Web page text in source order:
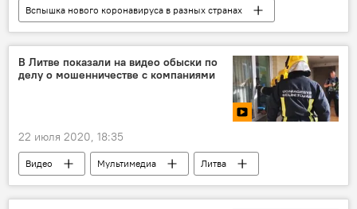
Вспышка нового коронавируса в разных странах
Радио
США
Китай
вакцина
коронавирус
В Литве показали на видео обыски по
делу о мошенничестве с компаниями
22 июля 2020, 18:35
Видео Мультимедиа
Литва
обыск